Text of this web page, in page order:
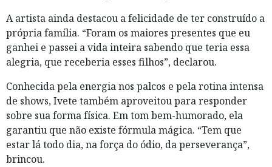
A artista ainda destacou a felicidade de ter construído a
própria família. “Foram os maiores presentes que eu
ganhei e passei a vida inteira sabendo que teria essa
alegria, que receberia esses filhos”, declarou.
Conhecida pela energia nos palcos e pela rotina intensa
de shows, Ivete também aproveitou para responder
sobre sua forma física. Em tom bem-humorado, ela
garantiu que não existe fórmula mágica. “Tem que
estar lá todo dia, na força do ódio, da perseverança”,
brincou.